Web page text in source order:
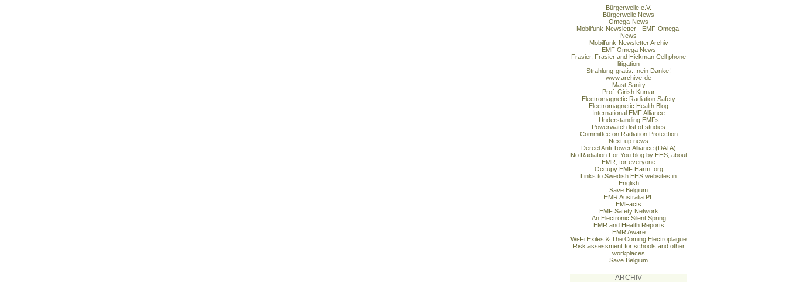
Bürgerwelle e.V.
Bürgerwelle News
Omega-News
Mobilfunk-Newsletter - EMF-Omega-
News
Mobilfunk-Newsletter Archiv
EMF Omega News
Frasier, Frasier and Hickman Cell phone
litigation
Strahlung-gratis...nein Danke!
www.archive-de
Mast Sanity
Prof. Girish Kumar
Electromagnetic Radiation Safety
Electromagnetic Health Blog
International EMF Alliance
Understanding EMFs
Powerwatch list of studies
Committee on Radiation Protection
Next-up news
Dereel Anti Tower Alliance (DATA)
No Radiation For You blog by EHS, about
EMR, for everyone
Occupy EMF Harm. org
Links to Swedish EHS websites in
English
Save Belgium
EMR Australia PL
EMFacts
EMF Safety Network
An Electronic Silent Spring
EMR and Health Reports
EMR Aware
Wi-Fi Exiles & The Coming Electroplague
Risk assessment for schools and other
workplaces
Save Belgium
ARCHIV